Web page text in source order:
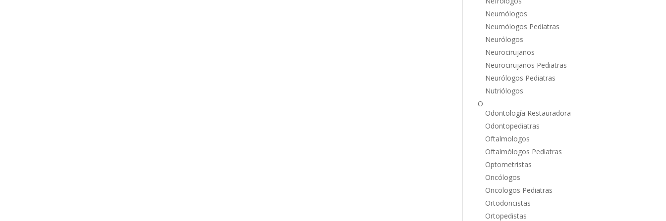
Neumólogos
Neumólogos Pediatras
Neurólogos
Neurocirujanos
Neurocirujanos Pediatras
Neurólogos Pediatras
Nutriólogos
O
Odontología Restauradora
Odontopediatras
Oftalmologos
Oftalmólogos Pediatras
Optometristas
Oncólogos
Oncologos Pediatras
Ortodoncistas
Ortopedistas